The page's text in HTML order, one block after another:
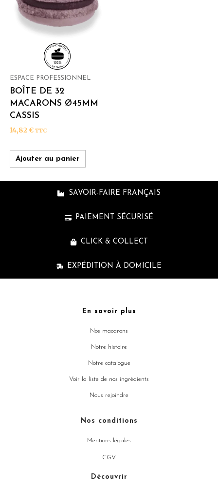
ESPACE PROFESSIONNEL
BOÎTE DE 32
MACARONS Ø45MM
CASSIS
14,82 € TTC
Ajouter au panier
SAVOIR-FAIRE FRANÇAIS
PAIEMENT SÉCURISÉ
CLICK & COLLECT
EXPÉDITION À DOMICILE
En savoir plus
Nos macarons
Notre histoire
Notre catalogue
Voir la liste de nos ingrédients
Nous rejoindre
Nos conditions
Mentions légales
CGV
Découvrir